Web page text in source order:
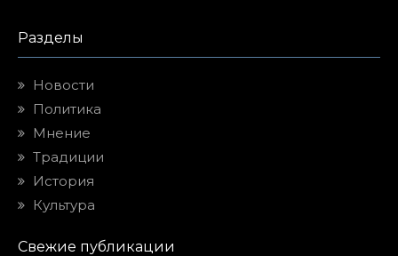
Разделы
Новости
Политика
Мнение
Традиции
История
Культура
Свежие публикации